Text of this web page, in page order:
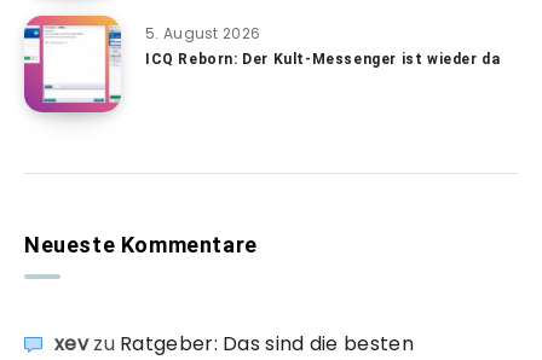
5. August 2026
ICQ Reborn: Der Kult-Messenger ist wieder da
Neueste Kommentare
xevzu Ratgeber: Das sind die besten